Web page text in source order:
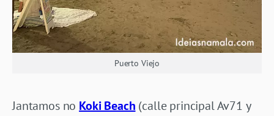
Puerto Viejo
Jantamos no Koki Beach (calle principal Av71 y